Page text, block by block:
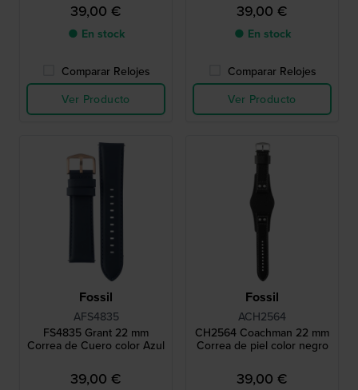
39,00 €
● En stock
Comparar Relojes
Ver Producto
39,00 €
● En stock
Comparar Relojes
Ver Producto
Fossil
AFS4835
FS4835 Grant 22 mm
Correa de Cuero color Azul
39,00 €
Fossil
ACH2564
CH2564 Coachman 22 mm
Correa de piel color negro
39,00 €